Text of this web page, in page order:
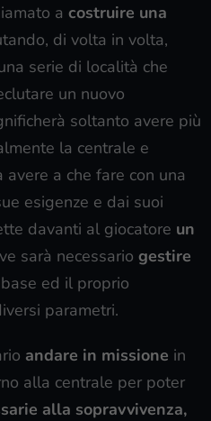
a costruire una
di volta in volta,
serie di località che
un nuovo
soltanto avere più
la centrale e
a che fare con una
esigenze e dai suoi
davanti al giocatore un
sarà necessario gestire
ed il proprio
parametri.
andare in missione in
alla centrale per poter
alla sopravvivenza,